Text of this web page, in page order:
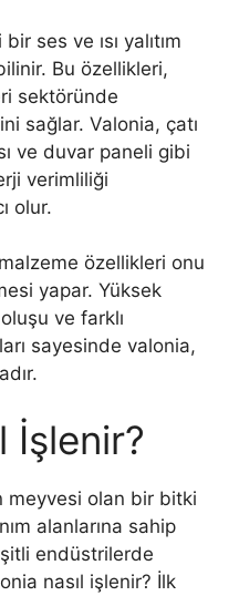
ses ve ısı yalıtım
Bu özellikleri,
sektöründe
sağlar. Valonia, çatı
ve duvar paneli gibi
verimliliği
olur.
özellikleri onu
yapar. Yüksek
ve farklı
sayesinde valonia,
İşlenir?
meyvesi olan bir bitki
alanlarına sahip
endüstrilerde
nasıl işlenir? İlk